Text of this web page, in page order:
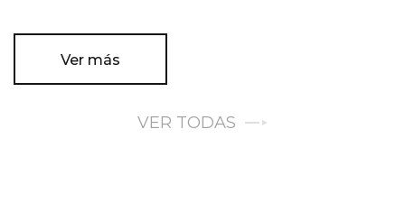
Ver más
VER TODAS